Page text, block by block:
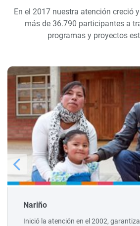
En el 2017 nuestra atención creció
más de 36.790 participantes a
programas y proyectos
Nariño
Inició la atención en el 2002,